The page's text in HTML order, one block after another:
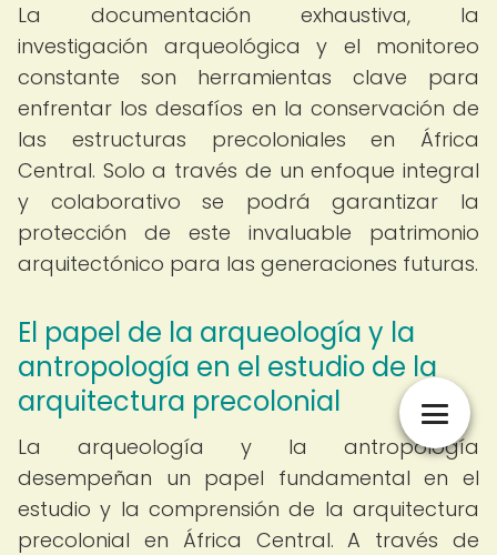
La documentación exhaustiva, la
investigación arqueológica y el monitoreo
constante son herramientas clave para
enfrentar los desafíos en la conservación de
las estructuras precoloniales en África
Central. Solo a través de un enfoque integral
y colaborativo se podrá garantizar la
protección de este invaluable patrimonio
arquitectónico para las generaciones futuras.
El papel de la arqueología y la
antropología en el estudio de la
arquitectura precolonial
La arqueología y la antropología
desempeñan un papel fundamental en el
estudio y la comprensión de la arquitectura
precolonial en África Central. A través de